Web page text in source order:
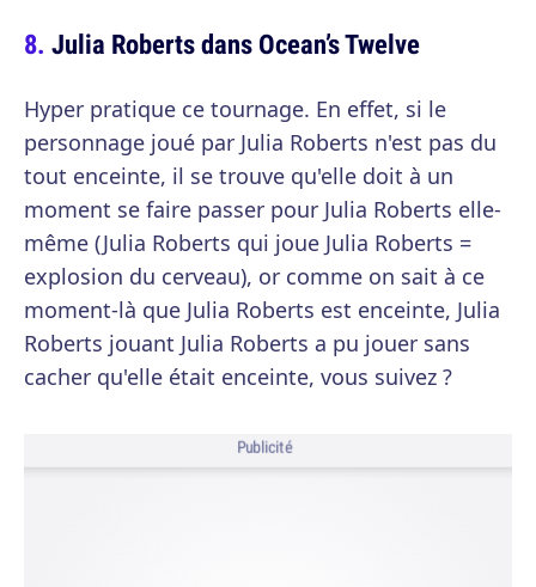
Julia Roberts dans Ocean’s Twelve
Hyper pratique ce tournage. En effet, si le
personnage joué par Julia Roberts n'est pas du
tout enceinte, il se trouve qu'elle doit à un
moment se faire passer pour Julia Roberts elle-
même (Julia Roberts qui joue Julia Roberts =
explosion du cerveau), or comme on sait à ce
moment-là que Julia Roberts est enceinte, Julia
Roberts jouant Julia Roberts a pu jouer sans
cacher qu'elle était enceinte, vous suivez ?
Publicité